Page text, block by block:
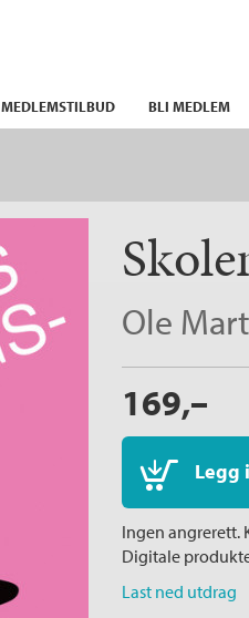
MEDLEMSTILBUD BLI MEDLEM
Ole
169,–
Legg
Ingen angrerett.
Digitale
Last ned utdrag